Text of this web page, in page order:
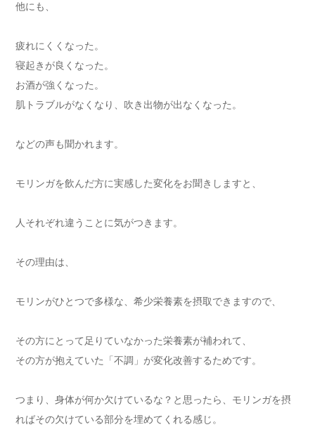
他にも、
疲れにくくなった。
寝起きが良くなった。
お酒が強くなった。
肌トラブルがなくなり、吹き出物が出なくなった。
などの声も聞かれます。
モリンガを飲んだ方に実感した変化をお聞きしますと、
人それぞれ違うことに気がつきます。
その理由は、
モリンがひとつで多様な、希少栄養素を摂取できますので、
その方にとって足りていなかった栄養素が補われて、
その方が抱えていた「不調」が変化改善するためです。
つまり、身体が何か欠けているな？と思ったら、モリンガを摂
ればその欠けている部分を埋めてくれる感じ。